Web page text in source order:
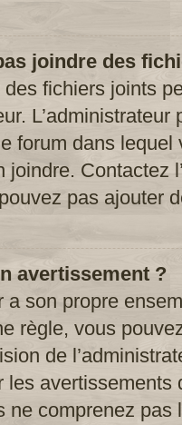
joindre des
des fichiers joints
L’administrateur
forum dans
joindre. Contactez
pas ajouter
avertissement ?
a son propre
règle, vous
de
les avertissements
ne comprenez